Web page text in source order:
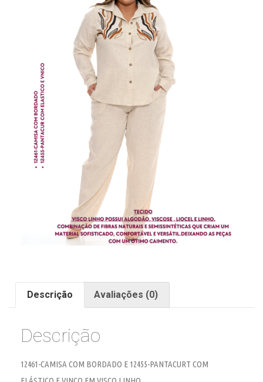
Descrição Avaliações (0)
Descrição
12461-CAMISA COM BORDADO E 12455-PANTACURT COM